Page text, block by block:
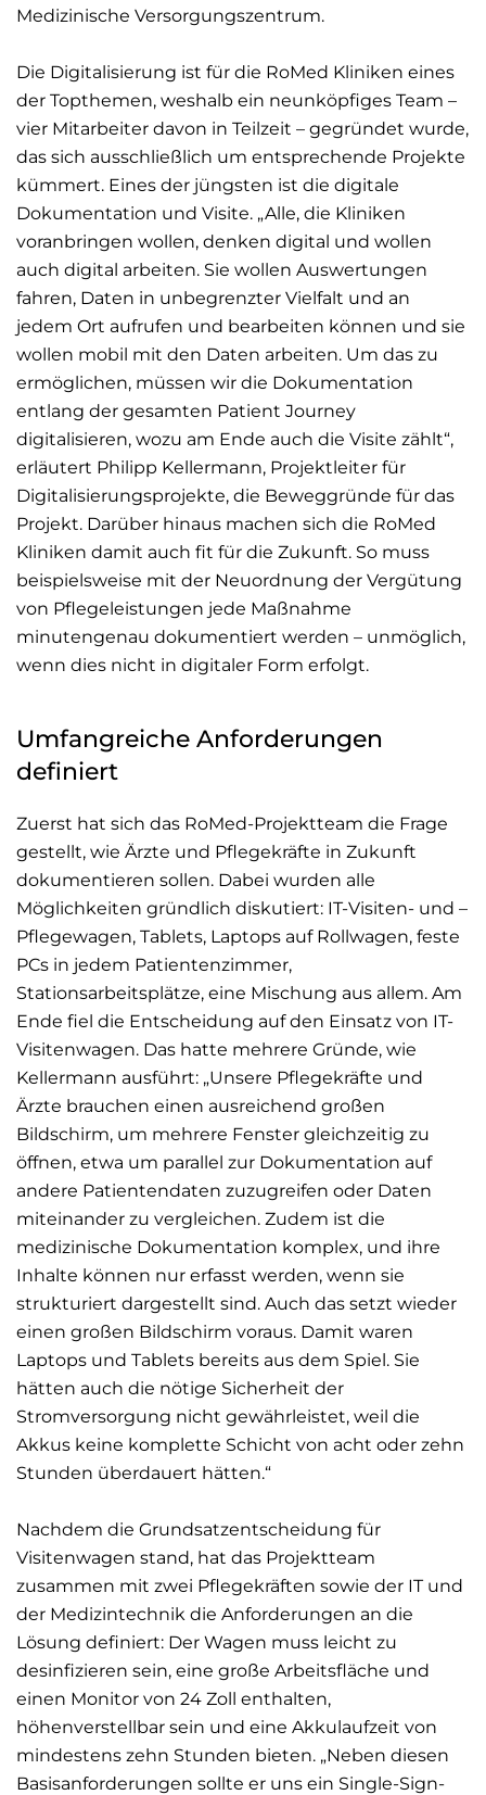
Medizinische Versorgungszentrum.
Die Digitalisierung ist für die RoMed Kliniken eines
der Topthemen, weshalb ein neunköpfiges Team –
vier Mitarbeiter davon in Teilzeit – gegründet wurde,
das sich ausschließlich um entsprechende Projekte
kümmert. Eines der jüngsten ist die digitale
Dokumentation und Visite. „Alle, die Kliniken
voranbringen wollen, denken digital und wollen
auch digital arbeiten. Sie wollen Auswertungen
fahren, Daten in unbegrenzter Vielfalt und an
jedem Ort aufrufen und bearbeiten können und sie
wollen mobil mit den Daten arbeiten. Um das zu
ermöglichen, müssen wir die Dokumentation
entlang der gesamten Patient Journey
digitalisieren, wozu am Ende auch die Visite zählt“,
erläutert Philipp Kellermann, Projektleiter für
Digitalisierungsprojekte, die Beweggründe für das
Projekt. Darüber hinaus machen sich die RoMed
Kliniken damit auch fit für die Zukunft. So muss
beispielsweise mit der Neuordnung der Vergütung
von Pflegeleistungen jede Maßnahme
minutengenau dokumentiert werden – unmöglich,
wenn dies nicht in digitaler Form erfolgt.
Umfangreiche Anforderungen
definiert
Zuerst hat sich das RoMed-Projektteam die Frage
gestellt, wie Ärzte und Pflegekräfte in Zukunft
dokumentieren sollen. Dabei wurden alle
Möglichkeiten gründlich diskutiert: IT-Visiten- und –
Pflegewagen, Tablets, Laptops auf Rollwagen, feste
PCs in jedem Patientenzimmer,
Stationsarbeitsplätze, eine Mischung aus allem. Am
Ende fiel die Entscheidung auf den Einsatz von IT-
Visitenwagen. Das hatte mehrere Gründe, wie
Kellermann ausführt: „Unsere Pflegekräfte und
Ärzte brauchen einen ausreichend großen
Bildschirm, um mehrere Fenster gleichzeitig zu
öffnen, etwa um parallel zur Dokumentation auf
andere Patientendaten zuzugreifen oder Daten
miteinander zu vergleichen. Zudem ist die
medizinische Dokumentation komplex, und ihre
Inhalte können nur erfasst werden, wenn sie
strukturiert dargestellt sind. Auch das setzt wieder
einen großen Bildschirm voraus. Damit waren
Laptops und Tablets bereits aus dem Spiel. Sie
hätten auch die nötige Sicherheit der
Stromversorgung nicht gewährleistet, weil die
Akkus keine komplette Schicht von acht oder zehn
Stunden überdauert hätten.“
Nachdem die Grundsatzentscheidung für
Visitenwagen stand, hat das Projektteam
zusammen mit zwei Pflegekräften sowie der IT und
der Medizintechnik die Anforderungen an die
Lösung definiert: Der Wagen muss leicht zu
desinfizieren sein, eine große Arbeitsfläche und
einen Monitor von 24 Zoll enthalten,
höhenverstellbar sein und eine Akkulaufzeit von
mindestens zehn Stunden bieten. „Neben diesen
Basisanforderungen sollte er uns ein Single-Sign-